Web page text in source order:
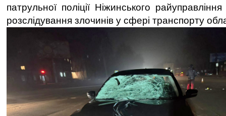
патрульної поліції Ніжинського
розслідування злочинів у сфері транспорту